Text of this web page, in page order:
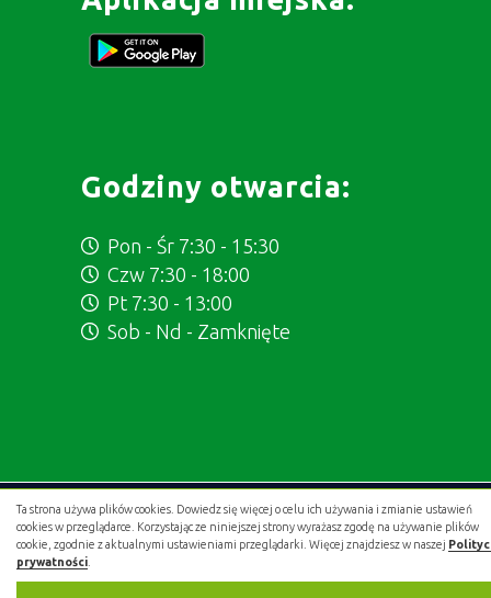
Ta strona używa plików cookies. Dowiedz się więcej o celu ich używania i zmianie ustawień
cookies w przeglądarce. Korzystając ze niniejszej strony wyrażasz zgodę na używanie plików
cookie, zgodnie z aktualnymi ustawieniami przeglądarki. Więcej znajdziesz w naszej
prywatności
Godziny otwarcia:
Pon - Śr 7:30 - 15:30
Czw 7:30 - 18:00
Pt 7:30 - 13:00
Sob - Nd - Zamknięte
Projekt i wykonanie:.gold studio digital